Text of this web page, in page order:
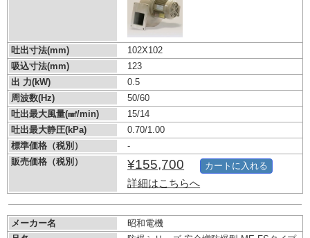
吐出寸法(mm)
102X102
吸込寸法(mm)
123
出 力(kW)
0.5
周波数(Hz)
50/60
吐出最大風量(㎣/min)
15/14
吐出最大静圧(kPa)
0.70/1.00
標準価格（税別）
-
販売価格（税別）
¥155,700
詳細はこちらへ
カートに入れる
メーカー名
昭和電機